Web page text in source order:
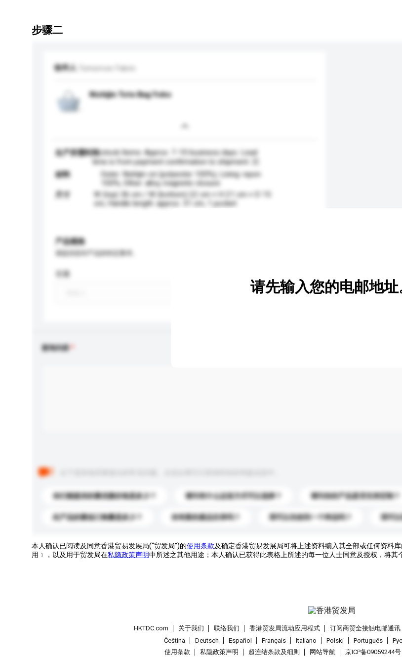
步骤二
收件人
Nishijin Tote Bag Yoko
生产所需时间In-stock Items: Approx. 7-10 business days. Lead
time is from payment confirmation to shipment. 日
材料
Outer: Nishijin-ori (polyester 100%), Lining: rayon
100%, Other: alloy, magnetic closure
W (top) 36 cm / W (bottom) 22 cm × H 21 cm × D 15
cm, Handle length: approx. 31 cm, 1 pocket
产品规格
容量
新增/删除选项
查询内容
你们能提供的最优惠价格是多少？ 请问有什么运送方式可以选择？ 请问你的产品是否支持定制？
此产品的最低订购量是多少？ 你有新的產品目录吗？ 我可以先收到一个样品吗？ 我可
请先输入您的电邮地址
本人确认已阅读及同意香港贸易发展局(“贸发局”)的使用条款及确定香港贸易发展局可将上述资料编入其全部或任何资料
用﹞，以及用于贸发局在私隐政策声明中所述之其他用途；本人确认已获得此表格上所述的每一位人士同意及授权，将其
HKTDC.com 关于我们 联络我们 香港贸发局流动应用程式 订阅商贸全接触电邮通讯
Čeština
Deutsch Español Français Italiano Polski Português
使用条款
私隐政策声明 超连结条款及细则 网站导航 京ICP备09059244号